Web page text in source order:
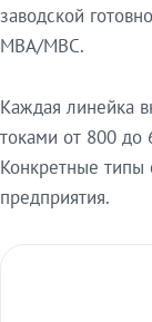
заводской
МВА/МВС.
Каждая линейка
токами от 800 до
Конкретные типы
предприятия.